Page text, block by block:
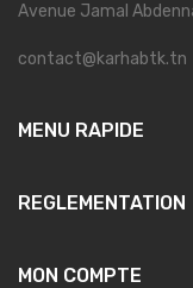
Avenue Jamal
contact@karhabtk.tn
MENU RAPIDE
REGLEMENTATION
MON COMPTE